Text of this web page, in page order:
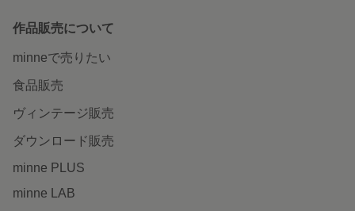
作品販売について
minneで売りたい
食品販売
ヴィンテージ販売
ダウンロード販売
minne PLUS
minne LAB